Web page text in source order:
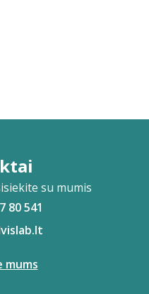
su mumis
80 541
mums